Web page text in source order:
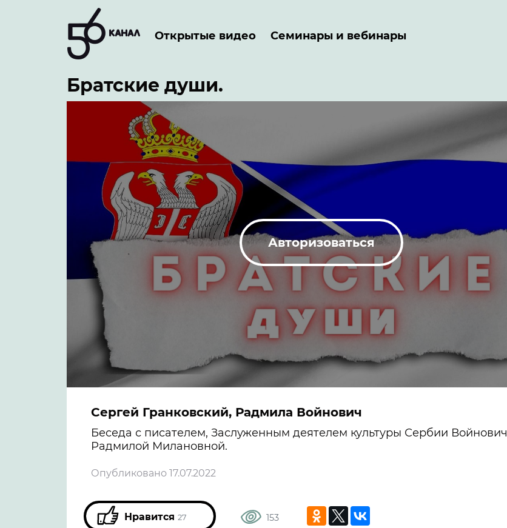
Открытые видео Семинары и вебинары
Братские души.
Авторизоваться
Сергей Гранковский, Радмила Войнович
Беседа с писателем, Заслуженным деятелем культуры Сербии Войнович
Радмилой Милановной.
Опубликовано 17.07.2022
Нравится 27 153